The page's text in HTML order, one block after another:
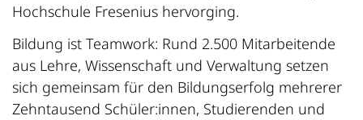
Hochschule Fresenius hervorging.
Bildung ist Teamwork: Rund 2.500 Mitarbeitende
aus Lehre, Wissenschaft und Verwaltung setzen
sich gemeinsam für den Bildungserfolg mehrerer
Zehntausend Schüler:innen, Studierenden und